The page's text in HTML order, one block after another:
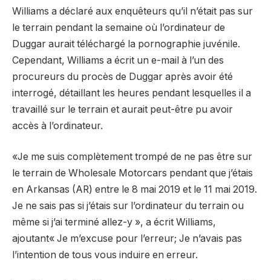
Williams a déclaré aux enquêteurs qu’il n’était pas sur
le terrain pendant la semaine où l’ordinateur de
Duggar aurait téléchargé la pornographie juvénile.
Cependant, Williams a écrit un e-mail à l’un des
procureurs du procès de Duggar après avoir été
interrogé, détaillant les heures pendant lesquelles il a
travaillé sur le terrain et aurait peut-être pu avoir
accès à l’ordinateur.
«Je me suis complètement trompé de ne pas être sur
le terrain de Wholesale Motorcars pendant que j’étais
en Arkansas (AR) entre le 8 mai 2019 et le 11 mai 2019.
Je ne sais pas si j’étais sur l’ordinateur du terrain ou
même si j’ai terminé allez-y », a écrit Williams,
ajoutant« Je m’excuse pour l’erreur; Je n’avais pas
l’intention de tous vous induire en erreur.